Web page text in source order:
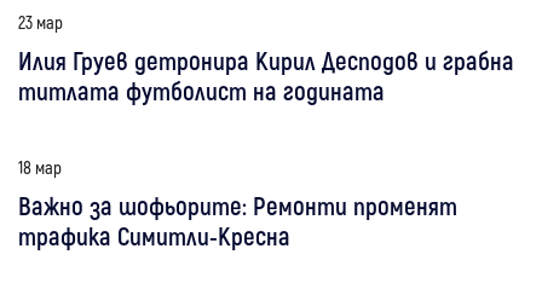
23 мар
Илия Груев детронира Кирил Десподов и грабна
титлата футболист на годината
18 мар
Важно за шофьорите: Ремонти променят
трафика Симитли-Кресна